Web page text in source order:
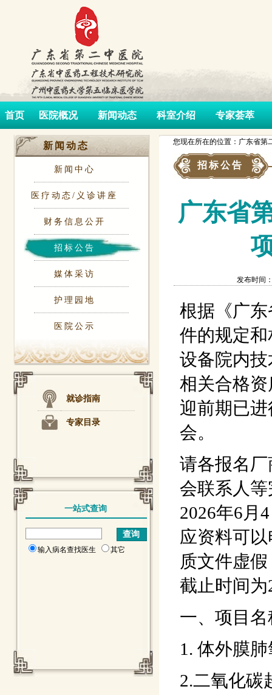
首页 医院概况 新闻动态 科室介绍 专家荟萃
新闻动态
新闻中心
医疗动态/义诊讲座
财务信息公开
招标公告
媒体采访
护理园地
医院公示
就诊指南
专家目录
一站式查询
输入病名查找医生 其它
您现在所在的位置：广东省第
招标公告
广东省
发布时间
根据《广
件的规定
设备院内
相关合格
迎前期已
会。
请各报名
会联系人
2026年6月
应资料可
质文件虚
截止时间为
一、项目名
1. 体外膜
2.二氧化碳